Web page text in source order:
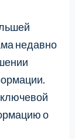
недавно
о